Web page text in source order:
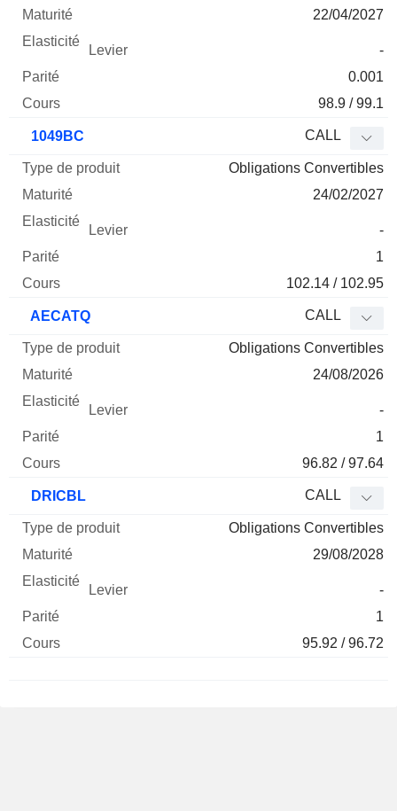
22/04/2027
-
0.001
98.9 / 99.1
1049BC CALL
Obligations Convertibles
24/02/2027
-
1
102.14 / 102.95
AECATQ CALL
Obligations Convertibles
24/08/2026
-
1
96.82 / 97.64
DRICBL CALL
Obligations Convertibles
29/08/2028
-
1
95.92 / 96.72